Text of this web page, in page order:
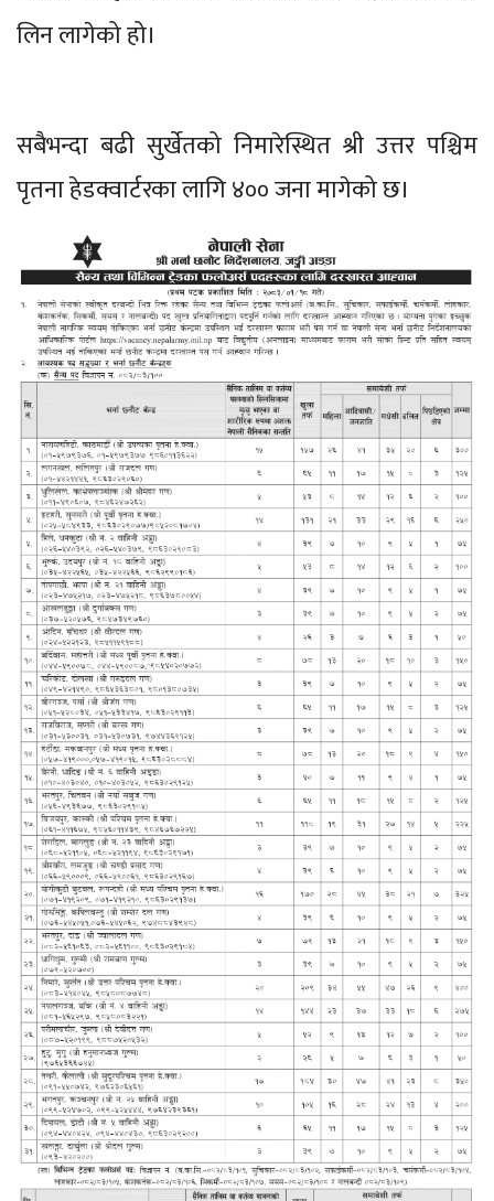
लिन लागेको हो।
सबैभन्दा बढी सुर्खेतको निमारेस्थित श्री उत्तर पश्चिम
पृतना हेडक्वार्टरका लागि ४०० जना मागेको छ।